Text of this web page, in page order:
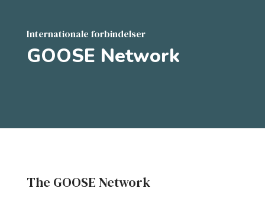
Internationale forbindelser
GOOSE Network
The GOOSE Network